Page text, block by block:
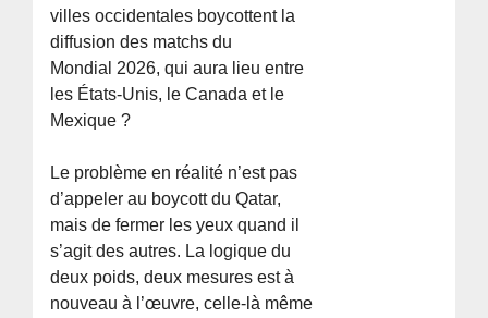
villes occidentales boycottent la
diffusion des matchs du
Mondial 2026, qui aura lieu entre
les États-Unis, le Canada et le
Mexique ?
Le problème en réalité n’est pas
d’appeler au boycott du Qatar,
mais de fermer les yeux quand il
s’agit des autres. La logique du
deux poids, deux mesures est à
nouveau à l’œuvre, celle-là même